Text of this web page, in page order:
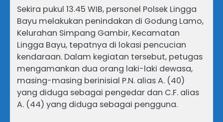
Sekira pukul 13.45 WIB, personel Polsek Lingga
Bayu melakukan penindakan di Godung Lamo,
Kelurahan Simpang Gambir, Kecamatan
Lingga Bayu, tepatnya di lokasi pencucian
kendaraan. Dalam kegiatan tersebut, petugas
mengamankan dua orang laki-laki dewasa,
masing-masing berinisial P.N. alias A. (40)
yang diduga sebagai pengedar dan C.F. alias
A. (44) yang diduga sebagai pengguna.